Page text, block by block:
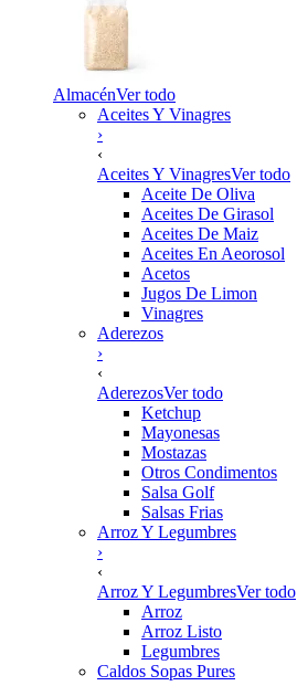
AlmacénVer todo
Aceites Y Vinagres
›
‹
Aceites Y VinagresVer todo
Aceite De Oliva
Aceites De Girasol
Aceites De Maiz
Aceites En Aeorosol
Acetos
Jugos De Limon
Vinagres
Aderezos
›
‹
AderezosVer todo
Ketchup
Mayonesas
Mostazas
Otros Condimentos
Salsa Golf
Salsas Frias
Arroz Y Legumbres
›
‹
Arroz Y LegumbresVer todo
Arroz
Arroz Listo
Legumbres
Caldos Sopas Pures